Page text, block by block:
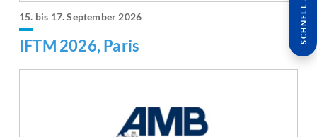
15. bis 17. September 2026
IFTM 2026, Paris